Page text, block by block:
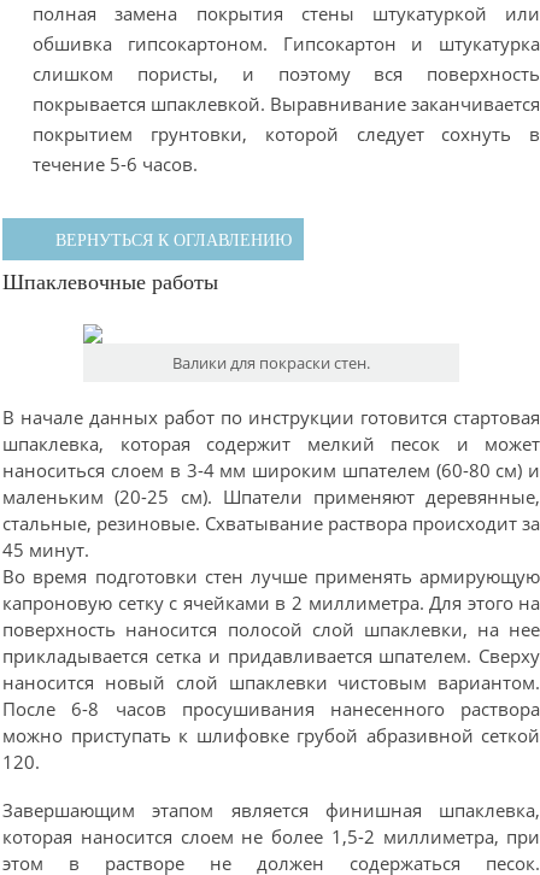
полная замена покрытия стены штукатуркой или
обшивка гипсокартоном. Гипсокартон и штукатурка
слишком пористы, и поэтому вся поверхность
покрывается шпаклевкой. Выравнивание заканчивается
покрытием грунтовки, которой следует сохнуть в
течение 5-6 часов.
ВЕРНУТЬСЯ К ОГЛАВЛЕНИЮ
Шпаклевочные работы
Валики для покраски стен.
В начале данных работ по инструкции готовится стартовая
шпаклевка, которая содержит мелкий песок и может
наноситься слоем в 3-4 мм широким шпателем (60-80 см) и
маленьким (20-25 см). Шпатели применяют деревянные,
стальные, резиновые. Схватывание раствора происходит за
45 минут.
Во время подготовки стен лучше применять армирующую
капроновую сетку с ячейками в 2 миллиметра. Для этого на
поверхность наносится полосой слой шпаклевки, на нее
прикладывается сетка и придавливается шпателем. Сверху
наносится новый слой шпаклевки чистовым вариантом.
После 6-8 часов просушивания нанесенного раствора
можно приступать к шлифовке грубой абразивной сеткой
120.
Завершающим этапом является финишная шпаклевка,
которая наносится слоем не более 1,5-2 миллиметра, при
этом в растворе не должен содержаться песок.